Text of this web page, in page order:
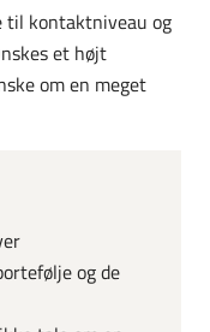
til kontaktniveau og
et højt
om en meget
og de